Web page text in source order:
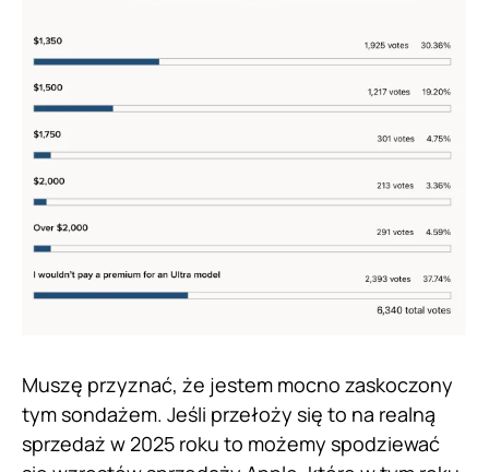
Muszę przyznać, że jestem mocno zaskoczony
tym sondażem. Jeśli przełoży się to na realną
sprzedaż w 2025 roku to możemy spodziewać